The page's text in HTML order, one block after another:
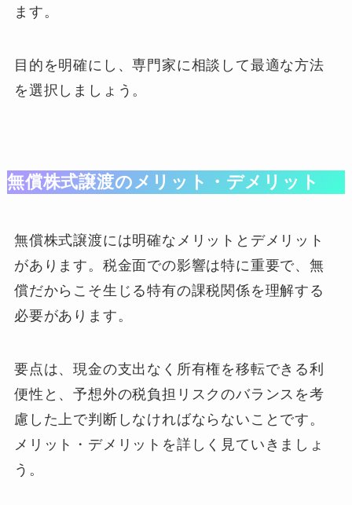
ます。
目的を明確にし、専門家に相談して最適な方法
を選択しましょう。
無償株式譲渡のメリット・デメリット
無償株式譲渡には明確なメリットとデメリット
があります。税金面での影響は特に重要で、無
償だからこそ生じる特有の課税関係を理解する
必要があります。
要点は、現金の支出なく所有権を移転できる利
便性と、予想外の税負担リスクのバランスを考
慮した上で判断しなければならないことです。
メリット・デメリットを詳しく見ていきましょ
う。